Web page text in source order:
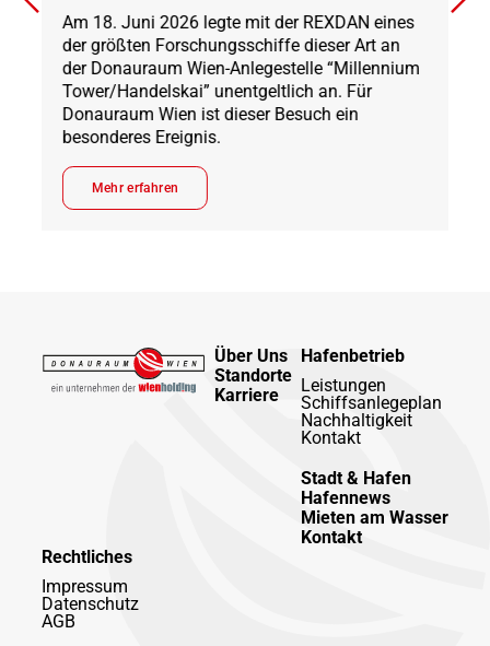
Am 18. Juni 2026 legte mit der REXDAN eines
der größten Forschungsschiffe dieser Art an
der Donauraum Wien-Anlegestelle “Millennium
Tower/Handelskai” unentgeltlich an. Für
Donauraum Wien ist dieser Besuch ein
besonderes Ereignis.
Mehr erfahren
Über Uns
Standorte
Karriere
Hafenbetrieb
Leistungen
Schiffsanlegeplan
Nachhaltigkeit
Kontakt
Stadt & Hafen
Hafennews
Mieten am Wasser
Kontakt
Rechtliches
Impressum
Datenschutz
AGB